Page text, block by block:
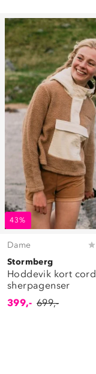
43%
Dame
Stormberg
Hoddevik kort cord
sherpagenser
399,- 699,-